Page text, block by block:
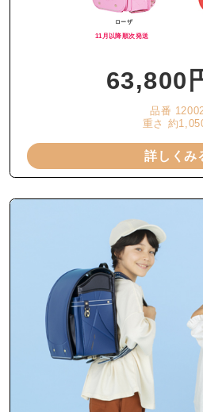
ローザ
11月以降順次発送
63,800
品番
重さ 約
詳しくみ